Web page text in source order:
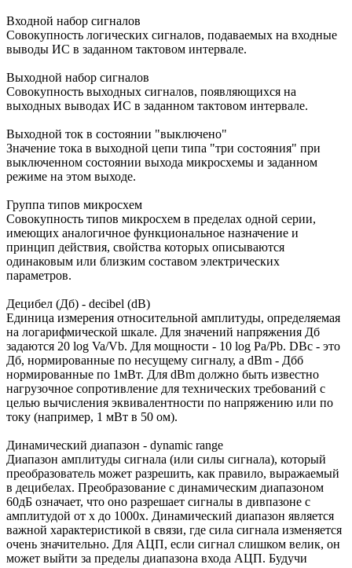
Входной набор сигналов
Совокупность логических сигналов, подаваемых на входные
выводы ИС в заданном тактовом интервале.
Выходной набор сигналов
Совокупность выходных сигналов, появляющихся на
выходных выводах ИС в заданном тактовом интервале.
Выходной ток в состоянии "выключено"
Значение тока в выходной цепи типа "три состояния" при
выключенном состоянии выхода микросхемы и заданном
режиме на этом выходе.
Группа типов микросхем
Совокупность типов микросхем в пределах одной серии,
имеющих аналогичное функциональное назначение и
принцип действия, свойства которых описываются
одинаковым или близким составом электрических
параметров.
Децибел (Дб) - decibel (dB)
Единица измерения относительной амплитуды, определяемая
на логарифмической шкале. Для значений напряжения Дб
задаются 20 log Va/Vb. Для мощности - 10 log Pa/Pb. DBc - это
Дб, нормированные по несущему сигналу, а dBm - Дбб
нормированные по 1мВт. Для dBm должно быть известно
нагрузочное сопротивление для технических требований с
целью вычисления эквивалентности по напряжению или по
току (например, 1 мВт в 50 ом).
Динамический диапазон - dynamic range
Диапазон амплитуды сигнала (или силы сигнала), который
преобразователь может разрешить, как правило, выражаемый
в децибелах. Преобразование с динамическим диапазоном
60дБ означает, что оно разрешает сигналы в дивпазоне с
амплитудой от х до 1000х. Динамический диапазон является
важной характеристикой в связи, где сила сигнала изменяется
очень значительно. Для АЦП, если сигнал слишком велик, он
может выйти за пределы диапазона входа АЦП. Будучи